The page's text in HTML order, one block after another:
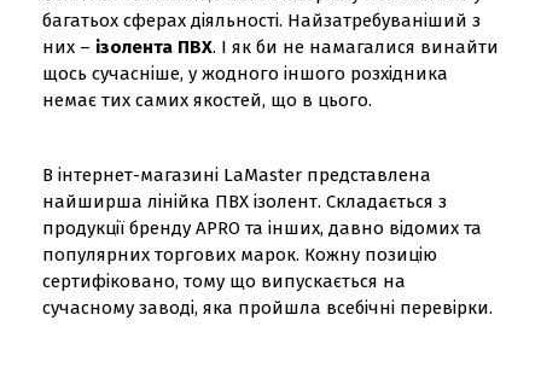
багатьох сферах діяльності. Найзатребуваніший з
них – ізолента ПВХ. І як би не намагалися винайти
щось сучасніше, у жодного іншого розхідника
немає тих самих якостей, що в цього.
В інтернет-магазині LaMaster представлена ​​
найширша лінійка ПВХ ізолент. Складається з
продукції бренду APRO та інших, давно відомих та
популярних торгових марок. Кожну позицію
сертифіковано, тому що випускається на
сучасному заводі, яка пройшла всебічні перевірки.